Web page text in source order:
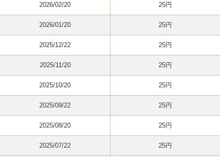
2026/02/20 25円
2026/01/20 25円
2025/12/22 25円
2025/11/20 25円
2025/10/20 25円
2025/09/22 25円
2025/08/20 25円
2025/07/22 25円